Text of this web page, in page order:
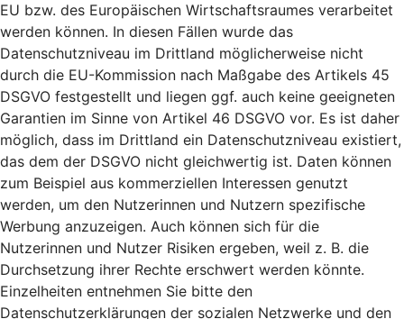
EU bzw. des Europäischen Wirtschaftsraumes verarbeitet
werden können. In diesen Fällen wurde das
Datenschutzniveau im Drittland möglicherweise nicht
durch die EU-Kommission nach Maßgabe des Artikels 45
DSGVO festgestellt und liegen ggf. auch keine geeigneten
Garantien im Sinne von Artikel 46 DSGVO vor. Es ist daher
möglich, dass im Drittland ein Datenschutzniveau existiert,
das dem der DSGVO nicht gleichwertig ist. Daten können
zum Beispiel aus kommerziellen Interessen genutzt
werden, um den Nutzerinnen und Nutzern spezifische
Werbung anzuzeigen. Auch können sich für die
Nutzerinnen und Nutzer Risiken ergeben, weil z. B. die
Durchsetzung ihrer Rechte erschwert werden könnte.
Einzelheiten entnehmen Sie bitte den
Datenschutzerklärungen der sozialen Netzwerke und den